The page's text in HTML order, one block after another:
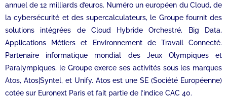
annuel de 12 milliards d’euros. Numéro un européen du Cloud, de
la cybersécurité et des supercalculateurs, le Groupe fournit des
solutions intégrées de Cloud Hybride Orchestré, Big Data,
Applications Métiers et Environnement de Travail Connecté.
Partenaire informatique mondial des Jeux Olympiques et
Paralympiques, le Groupe exerce ses activités sous les marques
Atos, Atos|Syntel, et Unify. Atos est une SE (Société Européenne)
cotée sur Euronext Paris et fait partie de l’indice CAC 40.